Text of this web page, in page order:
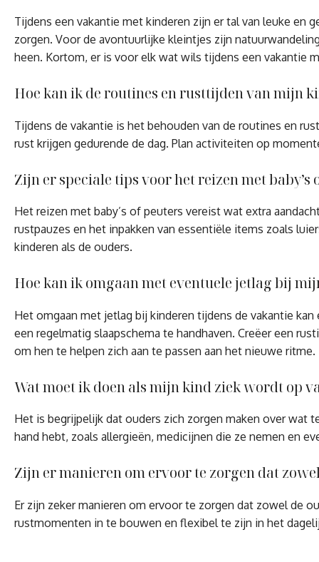
Tijdens een vakantie met kinderen zijn er tal van leuke en
zorgen. Voor de avontuurlijke kleintjes zijn
heen. Kortom, er is voor elk wat wils tijdens een vakantie
Hoe kan ik de routines en rusttijden van mijn
Tijdens de vakantie is het behouden van de routines en
rust krijgen gedurende de dag. Plan activiteiten op
Zijn er speciale tips voor het reizen met baby’s
Het reizen met baby’s of peuters vereist wat extra
rustpauzes en het inpakken van essentiële items zoals
kinderen als de ouders.
Hoe kan ik omgaan met eventuele jetlag bij
Het omgaan met jetlag bij kinderen tijdens de vakantie
een regelmatig slaapschema te handhaven. Creëer een
om hen te helpen zich aan te passen aan het nieuwe ritme.
Wat moet ik doen als mijn kind ziek wordt op
Het is begrijpelijk dat ouders zich zorgen maken over wat
hand hebt, zoals allergieën, medicijnen die ze nemen en
Zijn er manieren om ervoor te zorgen dat
Er zijn zeker manieren om ervoor te zorgen dat zowel de
rustmomenten in te bouwen en flexibel te zijn in het